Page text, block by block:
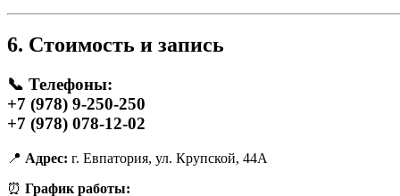
6. Стоимость и запись
📞 Телефоны:
+7 (978) 9-250-250
+7 (978) 078-12-02
📍 Адрес: г. Евпатория, ул. Крупской, 44А
⏰ График работы: